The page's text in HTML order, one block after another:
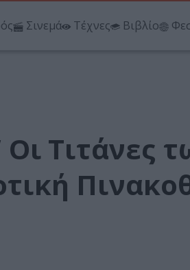
Σινεμά Τέχνες Βιβλίο
Τιτάνες